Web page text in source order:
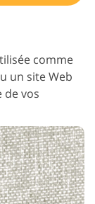
comme
un site Web
vos